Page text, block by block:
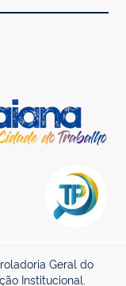
Geral do
Institucional.